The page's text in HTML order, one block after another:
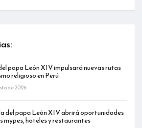
papa León XIV impulsará nuevas rutas
religioso en Perú
de 2026
del papa León XIV abrirá oportunidades
mypes, hoteles y restaurantes